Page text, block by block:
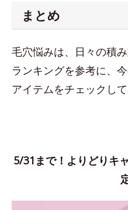
まとめ
毛穴悩みは、日々の積み
ランキングを参考に、
アイテムをチェックして
5/31まで！よりどりキ